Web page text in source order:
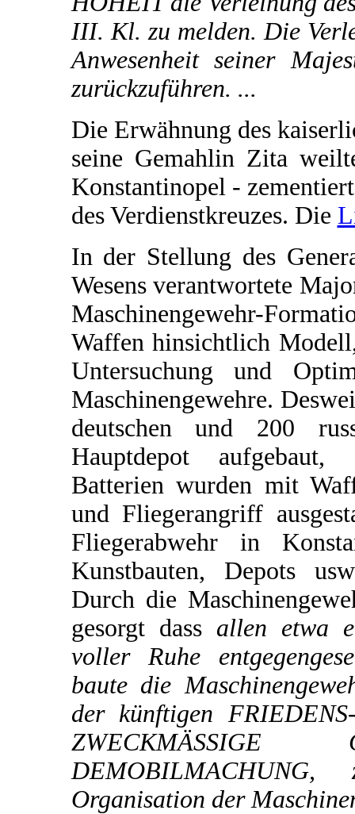
III. Kl. zu melden. Die
Anwesenheit seiner
zurückzuführen. ...
Die Erwähnung des
seine Gemahlin Zita
Konstantinopel -
des Verdienstkreuzes. Die
In der Stellung des
Wesens verantwortete
Maschinengewehr-
Waffen hinsichtlich
Untersuchung und
Maschinengewehre.
deutschen und 200
Hauptdepot
Batterien wurden mit
und Fliegerangriff
Fliegerabwehr in
Kunstbauten, Depots
Durch die
gesorgt dass allen etwa
voller Ruhe
baute die
der künftigen
Organisation der